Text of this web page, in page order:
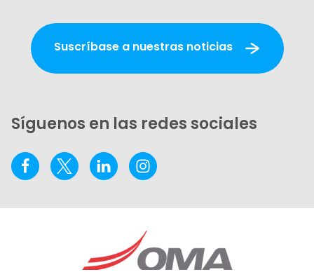
Suscríbase a nuestras noticias
Síguenos en las redes sociales